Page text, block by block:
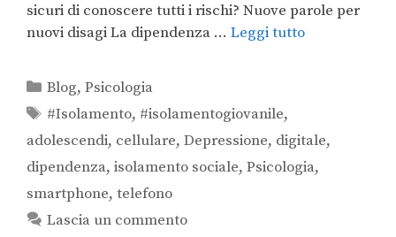
sicuri di conoscere tutti i rischi? Nuove parole per
nuovi disagi La dipendenza … Leggi tutto
Blog,Psicologia
#Isolamento, #isolamentogiovanile,
adolescendi, cellulare, Depressione, digitale,
dipendenza, isolamento sociale, Psicologia,
smartphone, telefono
Lascia un commento